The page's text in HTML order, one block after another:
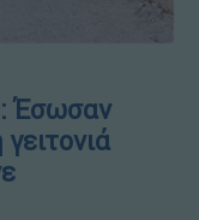
Έσωσαν